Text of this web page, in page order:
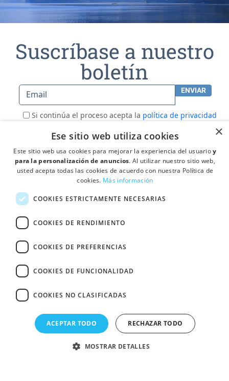
Suscríbase a nuestro
boletín
Email ENVIAR
Si continúa el proceso acepta la política de privacidad
location_on
Ctra de Mollet a Sabadell Km 4,3 Pol Ind. Can Vinyals, Nave 18 08130 -
Privacidad· Política de cookies
×
Ese sitio web utiliza cookies
Este sitio web usa cookies para mejorar la experiencia del usuarioy
para la personalización de anuncios. Al utilizar nuestro sitio web,
usted acepta todas las cookies de acuerdo con nuestra Política de
cookies. Más información
COOKIES ESTRICTAMENTE NECESARIAS
COOKIES DE RENDIMIENTO
COOKIES DE PREFERENCIAS
COOKIES DE FUNCIONALIDAD
COOKIES NO CLASIFICADAS
ACEPTAR TODO RECHAZAR TODO
MOSTRAR DETALLES